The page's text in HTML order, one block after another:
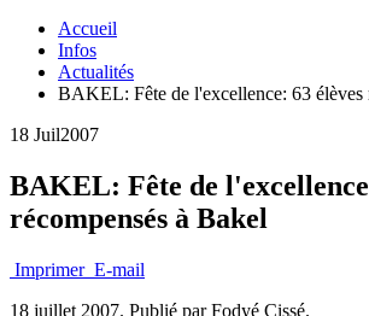
Accueil
Infos
Actualités
BAKEL: Fête de l'excellence: 63 élèves
18 Juil2007
BAKEL: Fête de
récompensés à Bakel
Imprimer E-mail
18 juillet 2007. Publié par Fodyé Cissé.